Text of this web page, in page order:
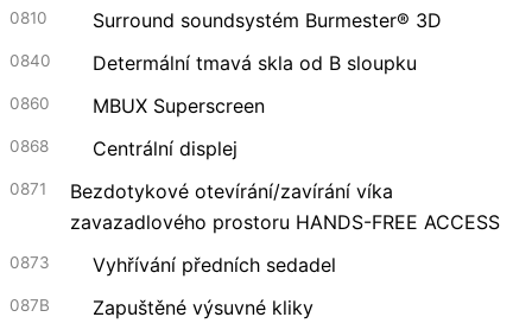
0810 Surround soundsystém Burmester® 3D
0840 Determální tmavá skla od B sloupku
0860 MBUX Superscreen
0868 Centrální displej
0871
Bezdotykové otevírání/zavírání víka
zavazadlového prostoru HANDS-FREE ACCESS
0873 Vyhřívání předních sedadel
087B Zapuštěné výsuvné kliky